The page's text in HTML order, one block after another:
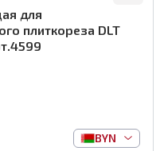
для
плиткореза DLT
BYN